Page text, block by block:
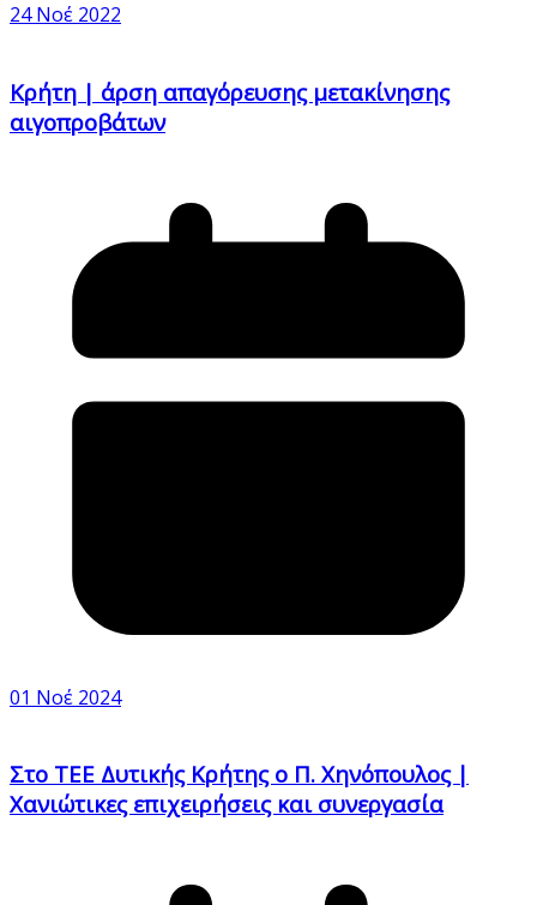
24 Νοέ 2022
Κρήτη | άρση απαγόρευσης μετακίνησης
αιγοπροβάτων
01 Νοέ 2024
Στο ΤΕΕ Δυτικής Κρήτης ο Π. Χηνόπουλος |
Χανιώτικες επιχειρήσεις και συνεργασία